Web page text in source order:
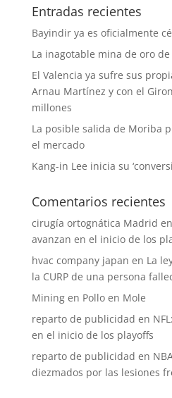
Entradas recientes
Bayindir ya es oficialmente
La inagotable mina de oro
El Valencia ya sufre sus
Arnau Martínez y con el
millones
La posible salida de Moriba
el mercado
Kang-in Lee inicia su
Comentarios recientes
cirugía ortognática Madrid en
avanzan en el inicio de los
hvac company japan en La
la CURP de una persona
Miningen Pollo en Mole
reparto de publicidad en
en el inicio de los playoffs
reparto de publicidad en
diezmados por las lesiones